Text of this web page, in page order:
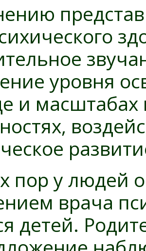
уровня
и масштабах
пор у людей
врача
детей.